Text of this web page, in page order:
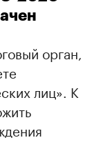
орган,
лиц». К